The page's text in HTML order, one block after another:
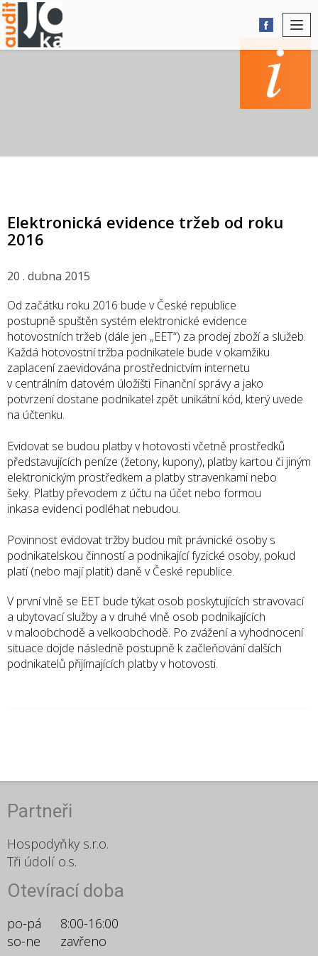
Elektronická evidence tržeb od roku
2016
20 . dubna 2015
Od začátku roku 2016 bude v České republice
postupně spuštěn systém elektronické evidence
hotovostních tržeb (dále jen „EET“) za prodej zboží a služeb.
Každá hotovostní tržba podnikatele bude v okamžiku
zaplacenízaevidována prostřednictvím internetu
v centrálním datovém úložišti Finanční správy a jako
potvrzení dostane podnikatel zpět unikátní kód, kterýuvede
na účtenku.
Evidovat se budou platby v hotovostivčetně prostředků
představujících peníze (žetony, kupony), platby kartou či jiným
elektronickým prostředkem a platby stravenkami nebo
šeky. Platby převodem z účtu na účet nebo formou
inkasa evidenci podléhat nebudou.
Povinnost evidovat tržby budou mít právnické osoby s
podnikatelskou činností a podnikající fyzické osoby, pokud
platí (nebo mají platit) daně v České republice.
V první vlně se EET bude týkat osob poskytujících stravovací
a ubytovací službya v druhé vlně osob podnikajících
v maloobchodě a velkoobchodě. Po zvážení a vyhodnocení
situace dojde následně postupně kzačleňování dalších
podnikatelů přijímajících platby v hotovosti.
Partneři
Hospodyňky s.r.o.
Tři údolí o.s.
Otevírací doba
po-pá
8:00-16:00
so-ne
zavřeno